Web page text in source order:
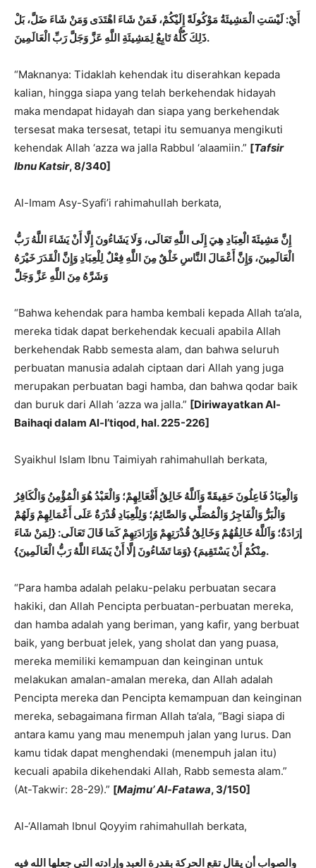
أَيْ: لَيْسَتِ الْمَشِيئَةُ مَوْكُولَةً إِلَيْكُمْ، فَمَنْ شَاءَ اهْتَدَى وَمَنْ شَاءَ ضَلَّ، بَلْ
ذَلِكَ كُلُّهُ تَابِعٌ لِمَشِيئَةِ اللَّهِ عَزَّ وَجَلَّ رَبِّ الْعَالَمِينَ.
“Maknanya: Tidaklah kehendak itu diserahkan kepada
kalian, hingga siapa yang telah berkehendak hidayah
maka mendapat hidayah dan siapa yang berkehendak
tersesat maka tersesat, tetapi itu semuanya mengikuti
kehendak Allah ‘azza wa jalla Rabbul ‘alaamiin.” [Tafsir
Ibnu Katsir, 8/340]
Al-Imam Asy-Syafi’i rahimahullah berkata,
إِنَّ مَشِيئَةَ الْعِبَاد ِ هِيَ إِلَى اللَّهِ تَعَالَى، وَلَا يَشَاءُونَ إِلَّا أَنْ يَشَاءَ اللَّهُ رَبُّ
الْعَالَمِينَ، وَإِنَّ أَعْمَالَ النَّاسِ خَلْقٌ مِنَ اللَّهِ فِعْلٌ لِلْعِبَادِ وَإِنَّ الْقَدَرَ خَيْرَهُ
وَشَرَّهُ مِنَ اللَّهِ عَزَّ وَجَلَّ
“Bahwa kehendak para hamba kembali kepada Allah ta’ala,
mereka tidak dapat berkehendak kecuali apabila Allah
berkehendak Rabb semesta alam, dan bahwa seluruh
perbuatan manusia adalah ciptaan dari Allah yang juga
merupakan perbuatan bagi hamba, dan bahwa qodar baik
dan buruk dari Allah ‘azza wa jalla.” [Diriwayatkan Al-
Baihaqi dalam Al-I’tiqod, hal. 225-226]
Syaikhul Islam Ibnu Taimiyah rahimahullah berkata,
وَالْعِبَادُفَاعِلُون َ حَقِيقَةً وَاَللَّهُ خَالِقُ أَفْعَالِهِمْ؛ وَالْعَبْدُ هُوَ الْمُؤْمِنُ وَالْكَافِرُ
وَالْبَرُّ وَالْفَاجِرُ وَالْمُصَلِّي وَالصَّائِمُ؛ وَلِلْعِبَادِ قُدْرَةٌ عَلَى أَعْمَالِهِمْ وَلَهُمْ
إرَادَةٌ؛ وَاَللَّهُ خَالِقُهُمْ وَخَالِقُ قُدْرَتِهِمْ وَإِرَادَتِهِمْ كَمَا قَالَ تَعَالَى: {لِمَنْ شَاءَ
مِنْكُمْ أَنْ يَسْتَقِيمَ} {وَمَا تَشَاءُونَ إلَّا أَنْ يَشَاءَ اللَّهُ رَبُّ الْعَالَمِينَ}.
“Para hamba adalah pelaku-pelaku perbuatan secara
hakiki, dan Allah Pencipta perbuatan-perbuatan mereka,
dan hamba adalah yang beriman, yang kafir, yang berbuat
baik, yang berbuat jelek, yang sholat dan yang puasa,
mereka memiliki kemampuan dan keinginan untuk
melakukan amalan-amalan mereka, dan Allah adalah
Pencipta mereka dan Pencipta kemampuan dan keinginan
mereka, sebagaimana firman Allah ta’ala, “Bagi siapa di
antara kamu yang mau menempuh jalan yang lurus. Dan
kamu tidak dapat menghendaki (menempuh jalan itu)
kecuali apabila dikehendaki Allah, Rabb semesta alam.”
(At-Takwir: 28-29).” [Majmu’ Al-Fatawa, 3/150]
Al-‘Allamah Ibnul Qoyyim rahimahullah berkata,
والصواب أن يقال تقع الحركة بقدرة العبد وإرادته التي جعلها الله فيه